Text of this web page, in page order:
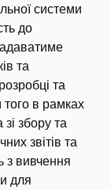
системи
до
та
та
того в рамках
збору та
звітів та
з вивчення
для